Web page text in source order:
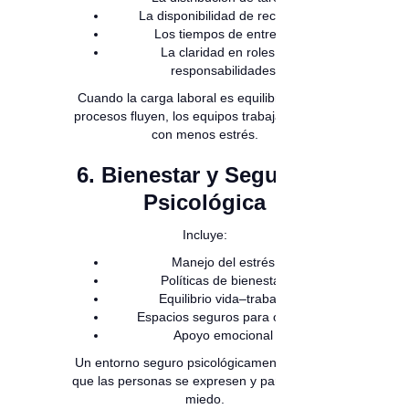
La disponibilidad de recursos
Los tiempos de entrega
La claridad en roles y
responsabilidades
Cuando la carga laboral es equilibrada y los
procesos fluyen, los equipos trabajan mejor y
con menos estrés.
6. Bienestar y Seguridad
Psicológica
Incluye:
Manejo del estrés
Políticas de bienestar
Equilibrio vida–trabajo
Espacios seguros para opinar
Apoyo emocional
Un entorno seguro psicológicamente permite
que las personas se expresen y participen sin
miedo.